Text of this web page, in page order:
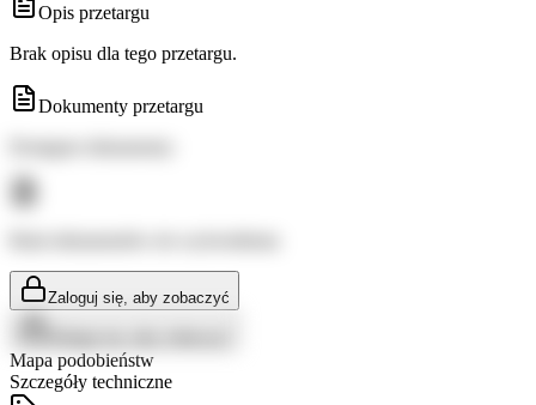
Opis przetargu
Brak opisu dla tego przetargu.
Dokumenty przetargu
Zaloguj się, aby zobaczyć
Mapa podobieństw
Szczegóły techniczne